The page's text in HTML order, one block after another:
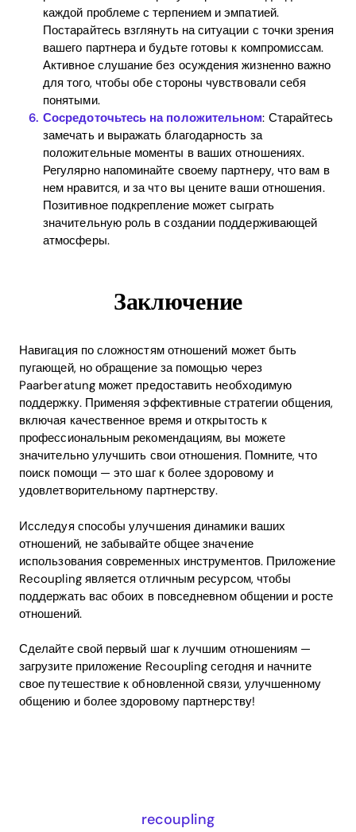
каждой проблеме с терпением и эмпатией.
Постарайтесь взглянуть на ситуации с точки зрения
вашего партнера и будьте готовы к компромиссам.
Активное слушание без осуждения жизненно важно
для того, чтобы обе стороны чувствовали себя
понятыми.
Сосредоточьтесь на положительном: Старайтесь
замечать и выражать благодарность за
положительные моменты в ваших отношениях.
Регулярно напоминайте своему партнеру, что вам в
нем нравится, и за что вы цените ваши отношения.
Позитивное подкрепление может сыграть
значительную роль в создании поддерживающей
атмосферы.
Заключение
Навигация по сложностям отношений может быть
пугающей, но обращение за помощью через
Paarberatung может предоставить необходимую
поддержку. Применяя эффективные стратегии общения,
включая качественное время и открытость к
профессиональным рекомендациям, вы можете
значительно улучшить свои отношения. Помните, что
поиск помощи — это шаг к более здоровому и
удовлетворительному партнерству.
Исследуя способы улучшения динамики ваших
отношений, не забывайте общее значение
использования современных инструментов. Приложение
Recoupling является отличным ресурсом, чтобы
поддержать вас обоих в повседневном общении и росте
отношений.
Сделайте свой первый шаг к лучшим отношениям —
загрузите приложение Recoupling сегодня и начните
свое путешествие к обновленной связи, улучшенному
общению и более здоровому партнерству!
recoupling